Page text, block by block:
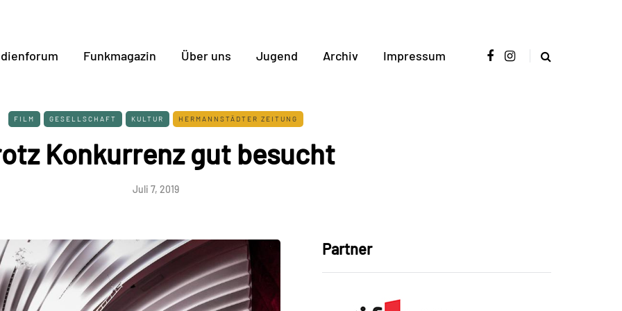
Funkmagazin Über uns Jugend Archiv Impressum
FILM GESELLSCHAFT KULTUR HERMANNSTÄDTER ZEITUNG
Konkurrenz gut besucht
Juli 7, 2019
Partner